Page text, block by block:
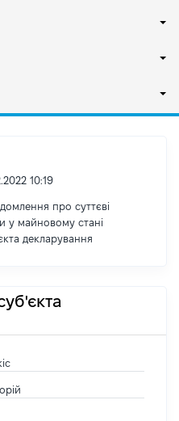
10:19
про суттєві
у майновому стані
декларування